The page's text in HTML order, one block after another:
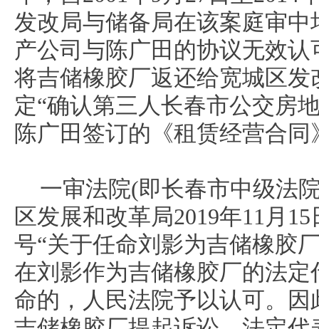
发改局与储备局在该案庭审
产公司与陈广田的协议无效
将吉储橡胶厂返还给宽城区
定“确认第三人长春市公交房
陈广田签订的《租赁经营合同
一审法院(即长春市中级法
区发展和改革局2019年11月
号“关于任命刘影为吉储橡胶
在刘影作为吉储橡胶厂的法
命的，人民法院予以认可。